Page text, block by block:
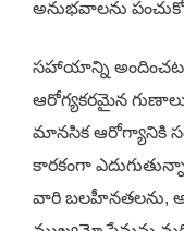
అనుభవాలను
సహాయాన్ని
ఆరోగ్యకరమైన
మానసిక ఆరోగ్యానికి
కారకంగా
వారి బలహీనతలను,